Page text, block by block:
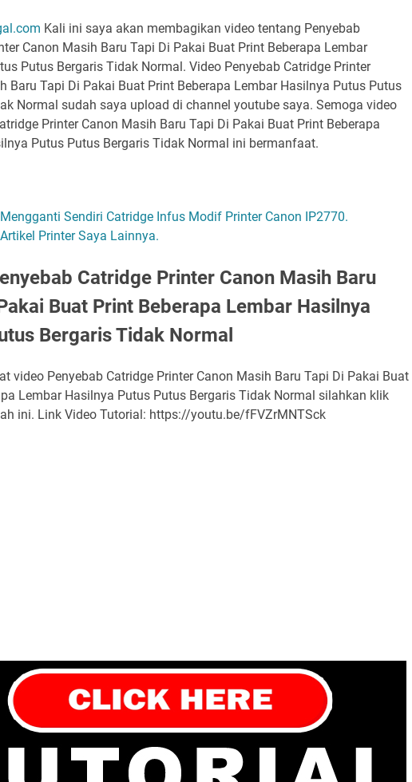
Kali ini saya akan membagikan video tentang Penyebab
Canon Masih Baru Tapi Di Pakai Buat Print Beberapa Lembar
Putus Bergaris Tidak Normal. Video Penyebab Catridge Printer
Baru Tapi Di Pakai Buat Print Beberapa Lembar Hasilnya Putus Putus
Normal sudah saya upload di channel youtube saya. Semoga video
Printer Canon Masih Baru Tapi Di Pakai Buat Print Beberapa
Putus Putus Bergaris Tidak Normal ini bermanfaat.
Sendiri Catridge Infus Modif Printer Canon IP2770.
Printer Saya Lainnya.
Catridge Printer Canon Masih Baru
Buat Print Beberapa Lembar Hasilnya
Bergaris Tidak Normal
video Penyebab Catridge Printer Canon Masih Baru Tapi Di Pakai Buat
Lembar Hasilnya Putus Putus Bergaris Tidak Normal silahkan klik
ini. Link Video Tutorial: https://youtu.be/fFVZrMNTSck